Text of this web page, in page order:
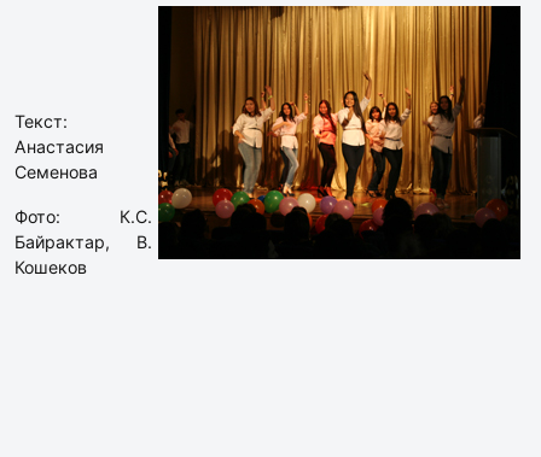
Текст:
Анастасия
Семенова
Фото: К.С.
Байрактар, В.
Кошеков